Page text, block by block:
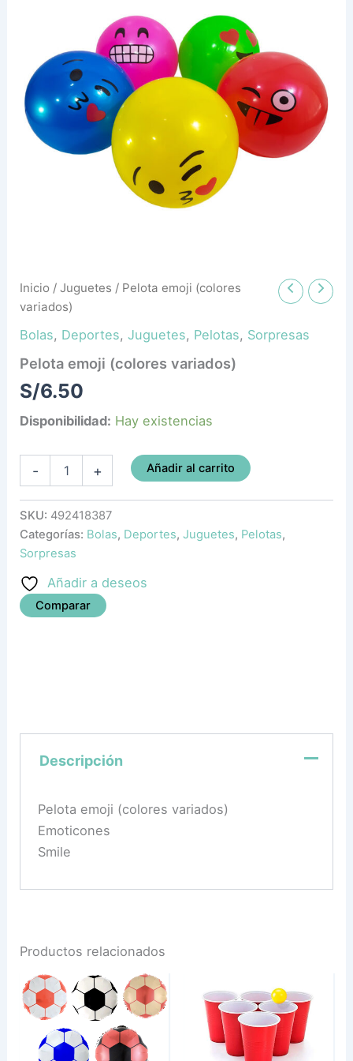
Inicio /Juguetes / Pelota emoji (colores
variados)
Bolas, Deportes,Juguetes, Pelotas, Sorpresas
Pelota emoji (colores variados)
S/6.50
Disponibilidad: Hay existencias
- + Añadir al carrito
SKU: 492418387
Categorías: Bolas, Deportes,Juguetes, Pelotas,
Sorpresas
Añadir a deseos
Comparar
Descripción
Pelota emoji (colores variados)
Emoticones
Smile
Productos relacionados